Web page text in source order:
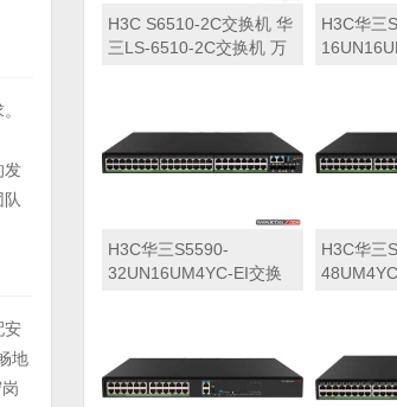
发
队
安
地
H3C S6510-2C交换机 华
三LS-6510-2C交换机 万
H3C华三
H3C华三S5590-
32UN16UM4YC-EI交换
H3C华三